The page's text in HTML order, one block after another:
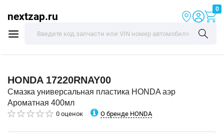
nextzap.ru
0
HONDA 17220RNAY00
Смазка универсальная пластика HONDA аэр
Ароматная 400мл
0 оценок О бренде HONDA